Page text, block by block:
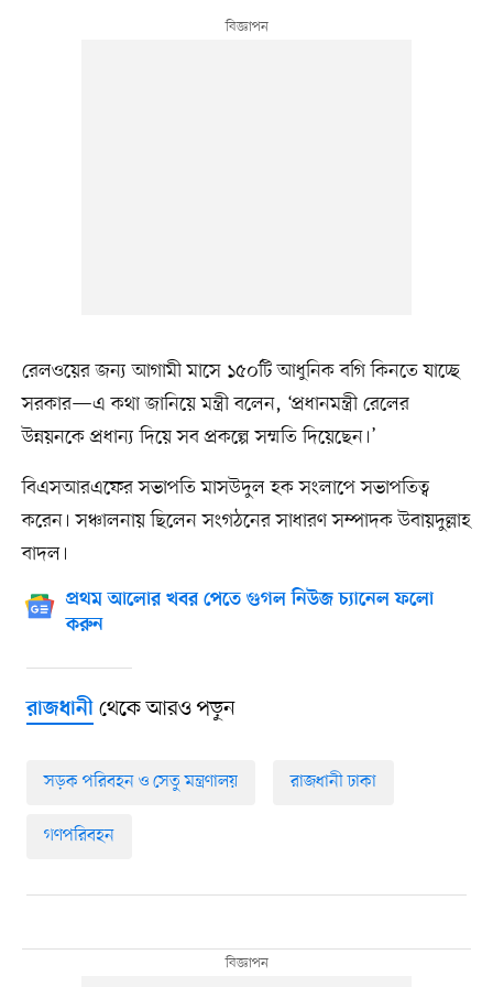
রেলওয়ের জন্য আগামী মাসে ১৫০টি আধুনিক বগি কিনতে যাচ্ছে
সরকার—এ কথা জানিয়ে মন্ত্রী বলেন, ‘প্রধানমন্ত্রী রেলের
উন্নয়নকে প্রধান্য দিয়ে সব প্রকল্পে সম্মতি দিয়েছেন।’
বিএসআরএফের সভাপতি মাসউদুল হক সংলাপে সভাপতিত্ব
করেন। সঞ্চালনায় ছিলেন সংগঠনের সাধারণ সম্পাদক উবায়দুল্লাহ
বাদল।
প্রথম আলোর খবর পেতে গুগল নিউজ চ্যানেল ফলো
করুন
রাজধানীথেকে আরও পড়ুন
সড়ক পরিবহন ও সেতু মন্ত্রণালয় রাজধানী ঢাকা
গণপরিবহন